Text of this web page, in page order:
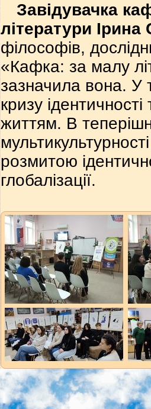
Завідувачка
літератури
філософів,
«Кафка: за малу
зазначила вона. У
кризу
життям. В
розмитою
глобалізації.